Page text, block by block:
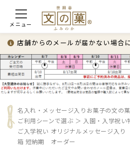
メニュー
店舗からのメールが届かない場合
名入れ・メッセージ入りお菓子の文の
ご利用シーンで選ぶ
入園・入学祝い
ご入学祝い オリジナルメッセージ入
箱 短納期 オーダー